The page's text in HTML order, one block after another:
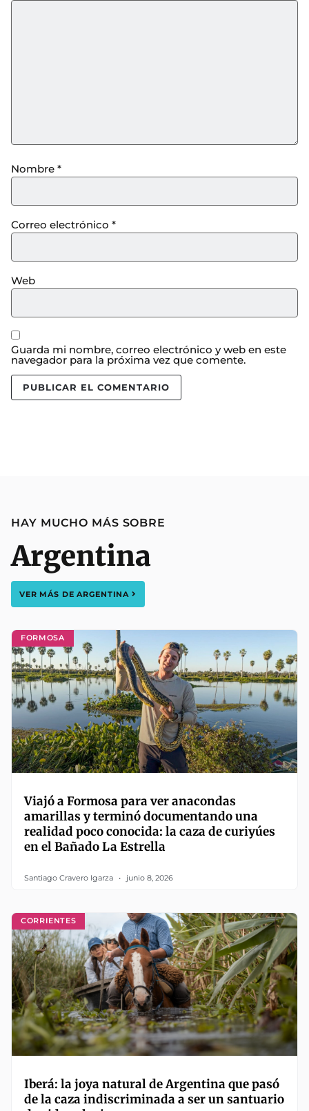
Nombre *
Correo electrónico *
Web
Guarda mi nombre, correo electrónico y web en este
navegador para la próxima vez que comente.
HAY MUCHO MÁS SOBRE
Argentina
VER MÁS DEARGENTINA
FORMOSA
Viajó a Formosa para ver anacondas
amarillas y terminó documentando una
realidad poco conocida: la caza de curiyúes
en el Bañado La Estrella
Santiago Cravero Igarza junio 8, 2026
CORRIENTES
Iberá: la joya natural de Argentina que pasó
de la caza indiscriminada a ser un santuario